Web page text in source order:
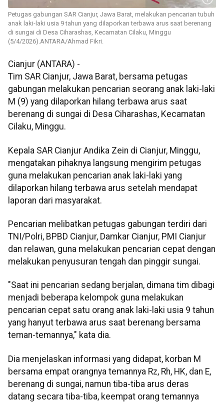
Petugas gabungan SAR Cianjur, Jawa Barat, melakukan pencarian tubuh
anak laki-laki usia 9 tahun yang dilaporkan terbawa arus saat berenang
di sungai di Desa Ciharashas, Kecamatan Cilaku, Minggu
(5/4/2026).ANTARA/Ahmad Fikri.
Cianjur (ANTARA) -
Tim SAR Cianjur, Jawa Barat, bersama petugas
gabungan melakukan pencarian seorang anak laki-laki
M (9) yang dilaporkan hilang terbawa arus saat
berenang di sungai di Desa Ciharashas, Kecamatan
Cilaku, Minggu.
Kepala SAR Cianjur Andika Zein di Cianjur, Minggu,
mengatakan pihaknya langsung mengirim petugas
guna melakukan pencarian anak laki-laki yang
dilaporkan hilang terbawa arus setelah mendapat
laporan dari masyarakat.
Pencarian melibatkan petugas gabungan terdiri dari
TNI/Polri, BPBD Cianjur, Damkar Cianjur, PMI Cianjur
dan relawan, guna melakukan pencarian cepat dengan
melakukan penyusuran tengah dan pinggir sungai.
"Saat ini pencarian sedang berjalan, dimana tim dibagi
menjadi beberapa kelompok guna melakukan
pencarian cepat satu orang anak laki-laki usia 9 tahun
yang hanyut terbawa arus saat berenang bersama
teman-temannya," kata dia.
Dia menjelaskan informasi yang didapat, korban M
bersama empat orangnya temannya Rz, Rh, HK, dan E,
berenang di sungai, namun tiba-tiba arus deras
datang secara tiba-tiba, keempat orang temannya